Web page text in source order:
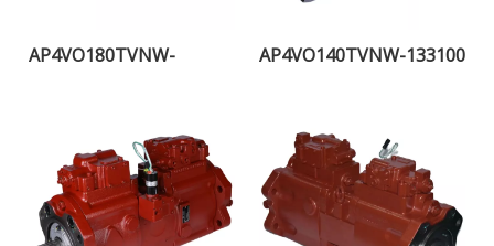
AP4VO180TVNW-
AP4VO140TVNW-133100